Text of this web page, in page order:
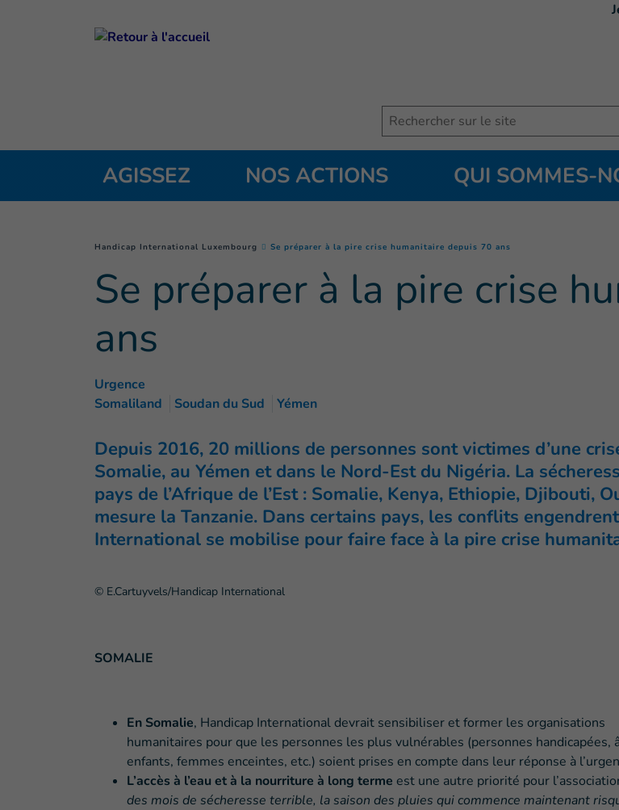
Search
AGISSEZ
NOS ACTIONS QUI SOMMES-
You are here :
Handicap International Luxembourg Se préparer à la pire crise humanitaire depuis 70 ans
Se préparer à la pire crise
ans
Urgence
Somaliland
Soudan du Sud Yémen
Depuis 2016, 20 millions de personnes sont victimes d’une
Somalie, au Yémen et dans le Nord-Est du Nigéria. La
pays de l’Afrique de l’Est : Somalie, Kenya, Ethiopie, Djibouti,
mesure la Tanzanie. Dans certains pays, les conflits
International se mobilise pour faire face à la pire crise
© E.Cartuyvels/Handicap International
SOMALIE
En Somalie, Handicap International devrait sensibiliser et former les organisations
humanitaires pour que les personnes les plus vulnérables (personnes handicapées,
enfants, femmes enceintes, etc.) soient prises en compte dans leur réponse à
L’accès à l’eau et à la nourriture à long terme est une autre priorité pour
des mois de sécheresse terrible, la saison des pluies qui commence maintenant